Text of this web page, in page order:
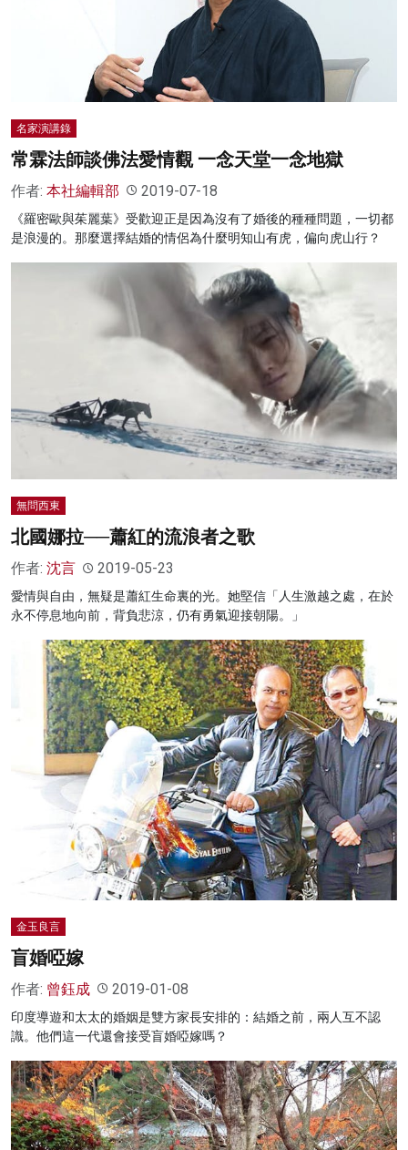
名家演講錄
常霖法師談佛法愛情觀 一念天堂一念地獄
作者: 本社編輯部 2019-07-18
《羅密歐與茱麗葉》受歡迎正是因為沒有了婚後的種種問題，一切都
是浪漫的。那麼選擇結婚的情侶為什麼明知山有虎，偏向虎山行？
無問西東
北國娜拉──蕭紅的流浪者之歌
作者: 沈言 2019-05-23
愛情與自由，無疑是蕭紅生命裏的光。她堅信「人生激越之處，在於
永不停息地向前，背負悲涼，仍有勇氣迎接朝陽。」
金玉良言
盲婚啞嫁
作者: 曾鈺成 2019-01-08
印度導遊和太太的婚姻是雙方家長安排的：結婚之前，兩人互不認
識。他們這一代還會接受盲婚啞嫁嗎？